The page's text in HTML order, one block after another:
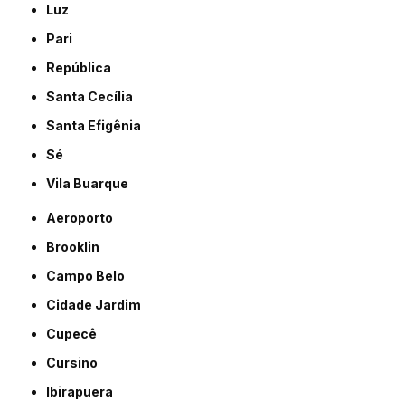
Luz
Pari
República
Santa Cecília
Santa Efigênia
Sé
Vila Buarque
Aeroporto
Brooklin
Campo Belo
Cidade Jardim
Cupecê
Cursino
Ibirapuera